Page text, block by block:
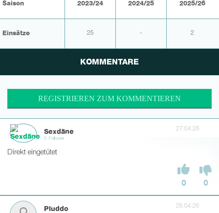
Saison 2023/24 2024/25 2025/26
Einsätze 25 - 2
KOMMENTARE
REGISTRIEREN ZUM KOMMENTIEREN
Sexdäne
0 Follower
27.04.26
Direkt eingetütet
0 0
Pluddo 26.04.26